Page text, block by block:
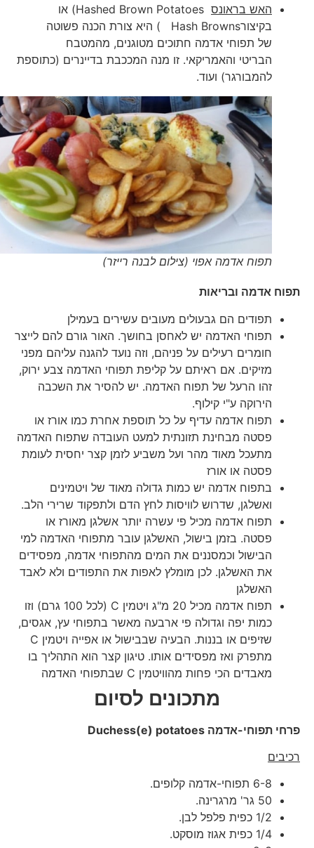
האש בראונס
Hashed Brown Potatoes) או
בקיצורHash Browns ) היא צורת הכנה פשוטה
של תפוחי אדמה חתוכים מטוגנים, מהמטבח
הבריטי והאמריקאי. זו מנה המככבת בדיינרים (כתוספת
להמבורגר) ועוד.
תפוח אדמה אפוי (צילום לבנה רייזר)
תפוח אדמה ובריאות
תפודים הם גבעולים מעובים עשירים בעמילן
תפוחי האדמה יש לאחסן בחושך. האור גורם להם לייצר
חומרים רעילים על פניהם, וזה נועד להגנה עליהם מפני
מזיקים. אם ראיתם על קליפת תפוחי האדמה צבע ירוק,
זהו הרעל של תפוח האדמה. יש להסיר את השכבה
הירוקה ע"י קילוף.
תפוח אדמה עדיף על כל תוספת אחרת כמו אורז או
פסטה מבחינת תזונתית למעט העובדה שתפוח האדמה
מתעכל מאוד מהר ועל משביע לזמן קצר יחסית לעומת
פסטה או אורז
בתפוח אדמה יש כמות גדולה מאוד של ויטמינים
ואשלגן, שדרוש לוויסות לחץ הדם ולתפקוד שרירי הלב.
תפוח אדמה מכיל פי עשרה יותר אשלגן מאורז או
פסטה. בזמן בישול, האשלגן עובר מתפוחי האדמה למי
הבישול וכמסננים את המים מהתפוחי אדמה, מפסידים
את האשלגן. לכן מומלץ לאפות את התפודים ולא לאבד
האשלגן
תפוח אדמה מכיל 20 מ"ג ויטמין C (לכל 100 גרם) וזו
כמות יפה וגדולה פי ארבעה מאשר בתפוחי עץ, אגסים,
שזיפים או בננות. הבעיה שבבישול או אפייה ויטמין C
מתפרק ואז מפסידים אותו. טיגון קצר הוא התהליך בו
מאבדים הכי פחות מהוויטמין C שבתפוחי האדמה
מתכונים לסיום
פרחי תפוחי-אדמהDuchess(e) potatoes
רכיבים
6-8 תפוחי-אדמה קלופים.
50 גר' מרגרינה.
1/2 כפית פלפל לבן.
1/4 כפית אגוז מוסקט.